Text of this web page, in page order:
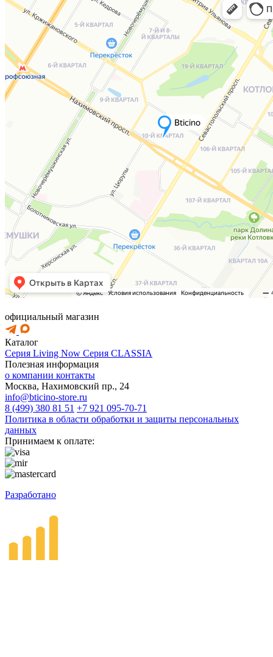
официальный магазин
Каталог
Серия Living Now Серия CLASSIA
Полезная информация
о компании контакты
Москва, Нахимовский пр., 24
info@bticino-store.ru
8 (499) 380 81 51 +7 921 095-70-71
Политика в области обработки и защиты персональных
данных
Принимаем к оплате:
Разработано